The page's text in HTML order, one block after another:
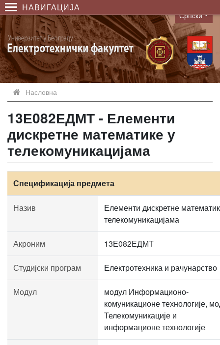
НАВИГАЦИЈА
Language
Српски
Насловна
13Е082ЕДМТ - Елементи
дискретне математике у
телекомуникацијама
Спецификација предмета
Назив
Елементи дискретне
телекомуникацијама
Акроним 13Е082ЕДМТ
Студијски програм Електротехника и рачунарство
Модул
модул Информационо-
комуникационе технологије,
Телекомуникације и
информационе технологије